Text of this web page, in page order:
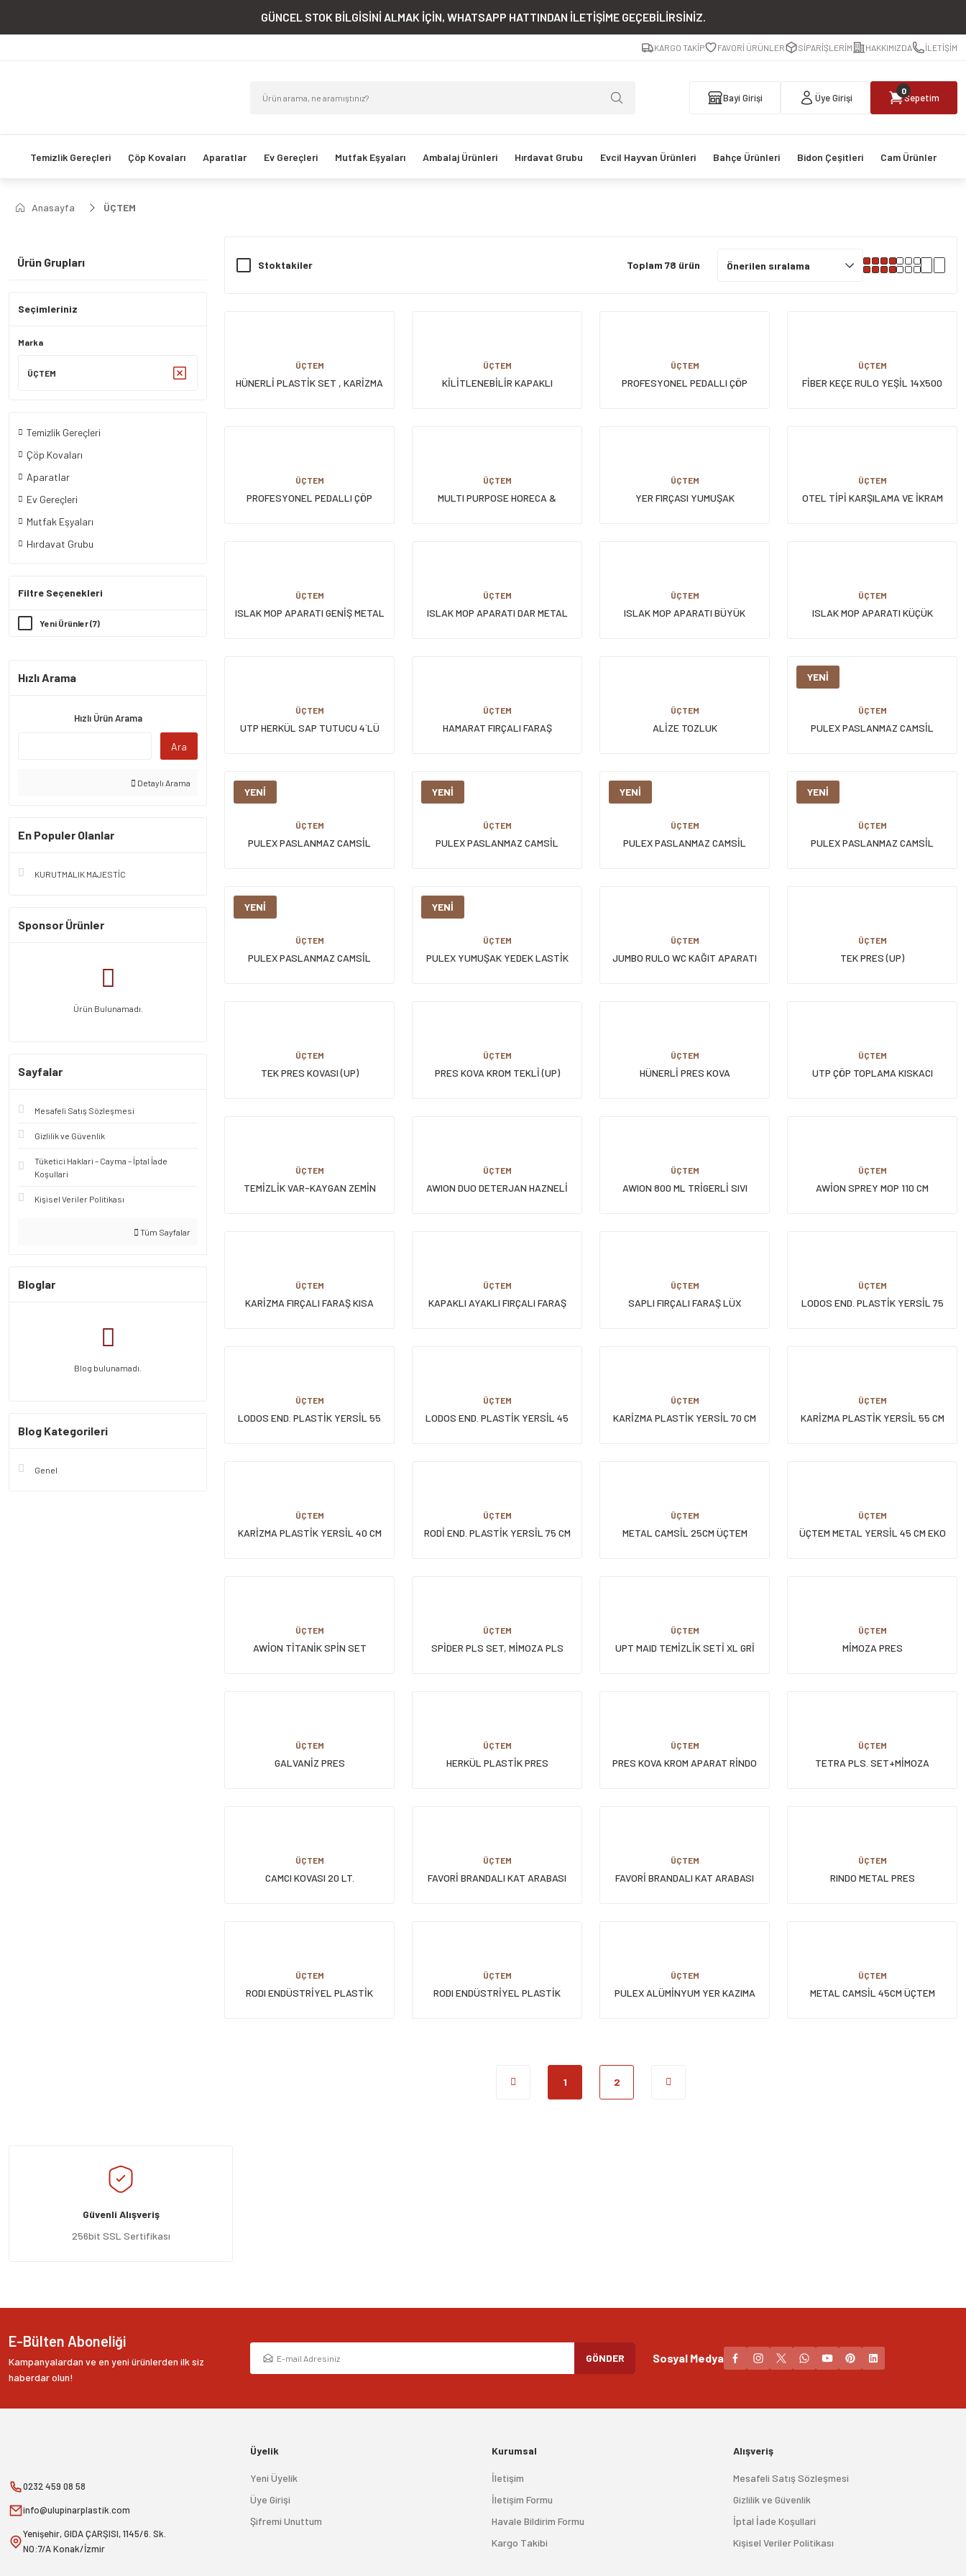
GÜNCEL STOK BİLGİSİNİ ALMAK İÇİN, WHATSAPP HATTINDAN İLETİŞİME GEÇEBİLİRSİNİZ.
KARGO TAKİP FAVORİ ÜRÜNLER SİPARİŞLERİM HAKKIMIZDA İLETİŞİM
Bayi Girişi Üye Girişi
0
Sepetim
Temizlik Gereçleri Çöp Kovaları Aparatlar Ev Gereçleri Mutfak Eşyaları Ambalaj Ürünleri Hırdavat Grubu Evcil Hayvan Ürünleri Bahçe Ürünleri Bidon Çeşitleri Cam Ürünler
Anasayfa ÜÇTEM
Ürün Grupları
Seçimleriniz
Marka
ÜÇTEM
Temizlik Gereçleri
Çöp Kovaları
Aparatlar
Ev Gereçleri
Mutfak Eşyaları
Hırdavat Grubu
Filtre Seçenekleri
Yeni Ürünler (7)
Hızlı Arama
Hızlı Ürün Arama
Ara
Detaylı Arama
En Populer Olanlar
KURUTMALIK MAJESTİC
Sponsor Ürünler
Ürün Bulunamadı.
Sayfalar
Mesafeli Satış Sözleşmesi
Gizlilik ve Güvenlik
Tüketici Haklari – Cayma – İptal İade
Koşullari
Kişisel Veriler Politikası
Tüm Sayfalar
Bloglar
Blog bulunamadı.
Blog Kategorileri
Genel
Stoktakiler Toplam 78 ürün
ÜÇTEM
HÜNERLİ PLASTİK SET , KARİZMA
ÜÇTEM
KİLİTLENEBİLİR KAPAKLI
ÜÇTEM
PROFESYONEL PEDALLI ÇÖP
ÜÇTEM
FİBER KEÇE RULO YEŞİL 14X500
ÜÇTEM
PROFESYONEL PEDALLI ÇÖP
ÜÇTEM
MULTI PURPOSE HORECA &
ÜÇTEM
YER FIRÇASI YUMUŞAK
ÜÇTEM
OTEL TİPİ KARŞILAMA VE İKRAM
ÜÇTEM
ISLAK MOP APARATI GENİŞ METAL
ÜÇTEM
ISLAK MOP APARATI DAR METAL
ÜÇTEM
ISLAK MOP APARATI BÜYÜK
ÜÇTEM
ISLAK MOP APARATI KÜÇÜK
ÜÇTEM
UTP HERKÜL SAP TUTUCU 4`LÜ
ÜÇTEM
HAMARAT FIRÇALI FARAŞ
ÜÇTEM
ALİZE TOZLUK
YENİ
ÜÇTEM
PULEX PASLANMAZ CAMSİL
YENİ
ÜÇTEM
PULEX PASLANMAZ CAMSİL
YENİ
ÜÇTEM
PULEX PASLANMAZ CAMSİL
YENİ
ÜÇTEM
PULEX PASLANMAZ CAMSİL
YENİ
ÜÇTEM
PULEX PASLANMAZ CAMSİL
YENİ
ÜÇTEM
PULEX PASLANMAZ CAMSİL
YENİ
ÜÇTEM
PULEX YUMUŞAK YEDEK LASTİK
ÜÇTEM
JUMBO RULO WC KAĞIT APARATI
ÜÇTEM
TEK PRES (UP)
ÜÇTEM
TEK PRES KOVASI (UP)
ÜÇTEM
PRES KOVA KROM TEKLİ (UP)
ÜÇTEM
HÜNERLİ PRES KOVA
ÜÇTEM
UTP ÇÖP TOPLAMA KISKACI
ÜÇTEM
TEMİZLİK VAR-KAYGAN ZEMİN
ÜÇTEM
AWION DUO DETERJAN HAZNELİ
ÜÇTEM
AWION 800 ML TRİGERLİ SIVI
ÜÇTEM
AWİON SPREY MOP 110 CM
ÜÇTEM
KARİZMA FIRÇALI FARAŞ KISA
ÜÇTEM
KAPAKLI AYAKLI FIRÇALI FARAŞ
ÜÇTEM
SAPLI FIRÇALI FARAŞ LÜX
ÜÇTEM
LODOS END. PLASTİK YERSİL 75
ÜÇTEM
LODOS END. PLASTİK YERSİL 55
ÜÇTEM
LODOS END. PLASTİK YERSİL 45
ÜÇTEM
KARİZMA PLASTİK YERSİL 70 CM
ÜÇTEM
KARİZMA PLASTİK YERSİL 55 CM
ÜÇTEM
KARİZMA PLASTİK YERSİL 40 CM
ÜÇTEM
RODİ END. PLASTİK YERSİL 75 CM
ÜÇTEM
METAL CAMSİL 25CM ÜÇTEM
ÜÇTEM
ÜÇTEM METAL YERSİL 45 CM EKO
ÜÇTEM
AWİON TİTANİK SPİN SET
ÜÇTEM
SPİDER PLS SET, MİMOZA PLS
ÜÇTEM
UPT MAID TEMİZLİK SETİ XL GRİ
ÜÇTEM
MİMOZA PRES
ÜÇTEM
GALVANİZ PRES
ÜÇTEM
HERKÜL PLASTİK PRES
ÜÇTEM
PRES KOVA KROM APARAT RİNDO
ÜÇTEM
TETRA PLS. SET+MİMOZA
ÜÇTEM
CAMCI KOVASI 20 LT.
ÜÇTEM
FAVORİ BRANDALI KAT ARABASI
ÜÇTEM
FAVORİ BRANDALI KAT ARABASI
ÜÇTEM
RINDO METAL PRES
ÜÇTEM
RODI ENDÜSTRİYEL PLASTİK
ÜÇTEM
RODI ENDÜSTRİYEL PLASTİK
ÜÇTEM
PULEX ALÜMİNYUM YER KAZIMA
ÜÇTEM
METAL CAMSİL 45CM ÜÇTEM
1 2
Güvenli Alışveriş
256bit SSL Sertifikası
E-Bülten Aboneliği
Kampanyalardan ve en yeni ürünlerden ilk siz
haberdar olun!
GÖNDER Sosyal Medya
0232 459 08 58
info@ulupinarplastik.com
Yenişehir, GIDA ÇARŞISI, 1145/6. Sk.
NO:7/A Konak/İzmir
Üyelik
Yeni Üyelik
Üye Girişi
Şifremi Unuttum
Kurumsal
İletişim
İletişim Formu
Havale Bildirim Formu
Kargo Takibi
Alışveriş
Mesafeli Satış Sözleşmesi
Gizlilik ve Güvenlik
İptal İade Koşullari
Kişisel Veriler Politikası